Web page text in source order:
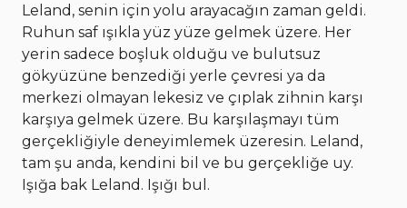
Leland, senin için yolu arayacağın zaman geldi.
Ruhun saf ışıkla yüz yüze gelmek üzere. Her
yerin sadece boşluk olduğu ve bulutsuz
gökyüzüne benzediği yerle çevresi ya da
merkezi olmayan lekesiz ve çıplak zihnin karşı
karşıya gelmek üzere. Bu karşılaşmayı tüm
gerçekliğiyle deneyimlemek üzeresin. Leland,
tam şu anda, kendini bil ve bu gerçekliğe uy.
Işığa bak Leland. Işığı bul.